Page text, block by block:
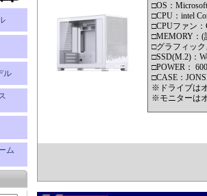
ル
ム
□OS：
□CPU：intel
□CPUファン
□MEMORY：(
□グラフィッ
□SSD(M.2)：
□POWER：
□CASE：
※ドライブは
※モニターは